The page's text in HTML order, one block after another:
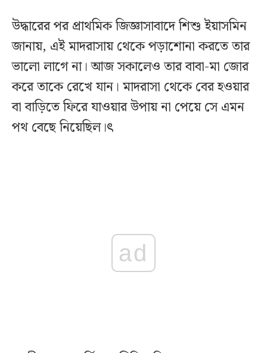
উদ্ধারের পর প্রাথমিক জিজ্ঞাসাবাদে শিশু ইয়াসমিন
জানায়, এই মাদরাসায় থেকে পড়াশোনা করতে তার
ভালো লাগে না। আজ সকালেও তার বাবা-মা জোর
করে তাকে রেখে যান। মাদরাসা থেকে বের হওয়ার
বা বাড়িতে ফিরে যাওয়ার উপায় না পেয়ে সে এমন
পথ বেছে নিয়েছিল।ৎ
ad